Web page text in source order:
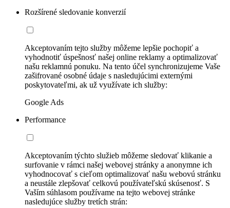
Rozšírené sledovanie konverzií
Akceptovaním tejto služby môžeme lepšie pochopiť a
vyhodnotiť úspešnosť našej online reklamy a optimalizovať
našu reklamnú ponuku. Na tento účel synchronizujeme Vaše
zašifrované osobné údaje s nasledujúcimi externými
poskytovateľmi, ak už využívate ich služby:
Google Ads
Performance
Akceptovaním týchto služieb môžeme sledovať klikanie a
surfovanie v rámci našej webovej stránky a anonymne ich
vyhodnocovať s cieľom optimalizovať našu webovú stránku
a neustále zlepšovať celkovú používateľskú skúsenosť. S
Vaším súhlasom používame na tejto webovej stránke
nasledujúce služby tretích strán: